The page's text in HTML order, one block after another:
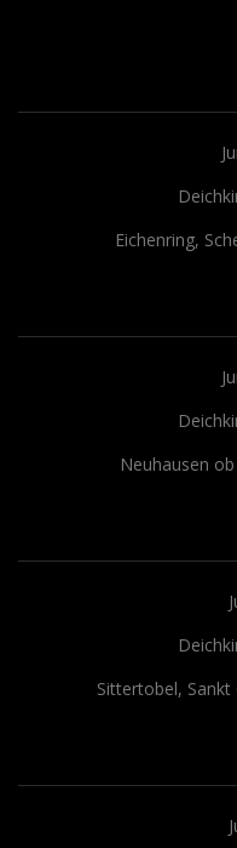
Eichenring,
Neuhausen
Sittertobel, Sankt